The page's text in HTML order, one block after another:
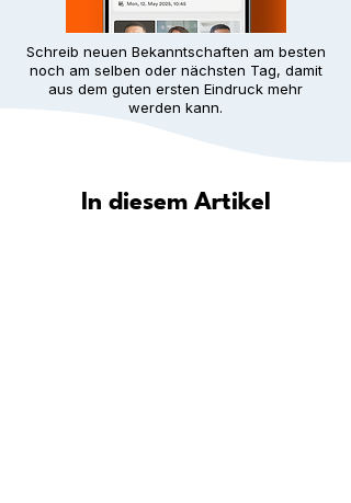
Schreib neuen Bekanntschaften am besten
noch am selben oder nächsten Tag, damit
aus dem guten ersten Eindruck mehr
werden kann.
In diesem Artikel